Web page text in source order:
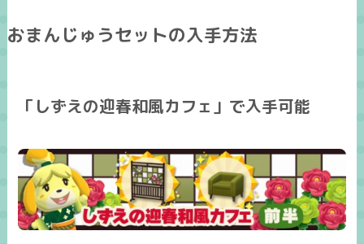
おまんじゅうセットの入手方法
「しずえの迎春和風カフェ」で入手可能